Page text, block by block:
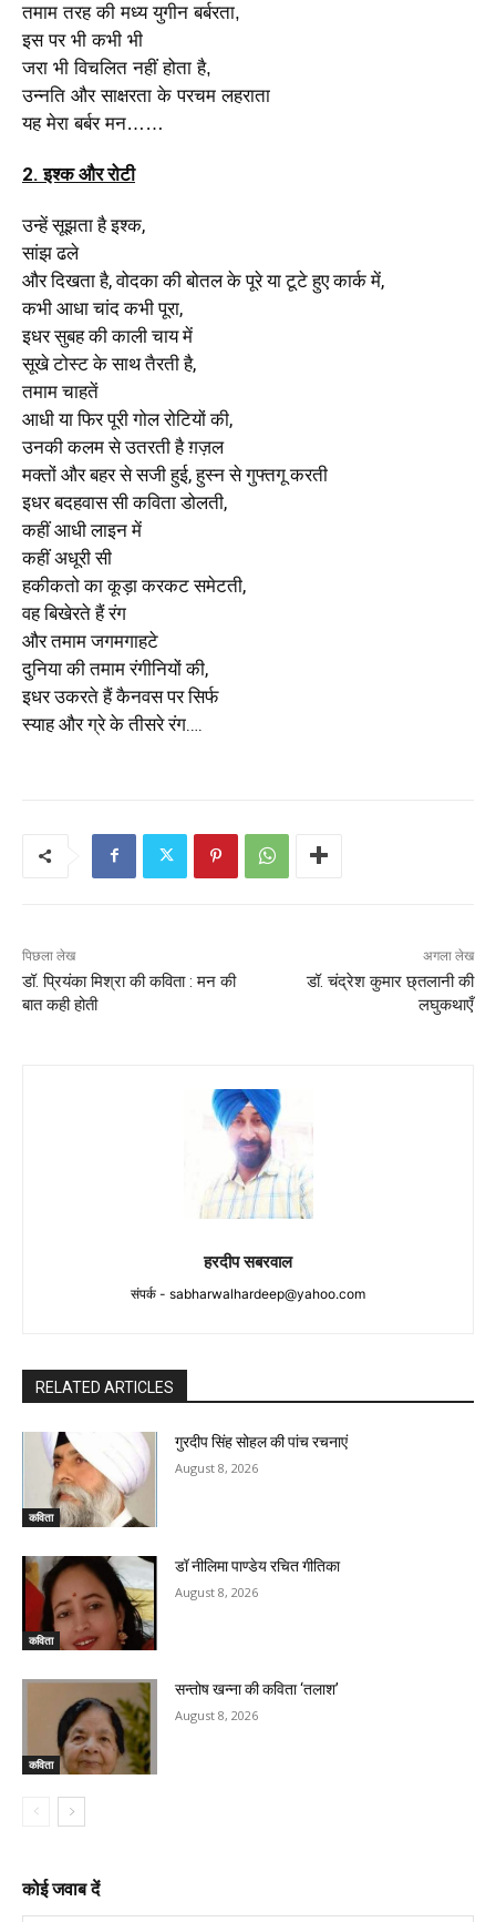
तमाम तरह की मध्य युगीन बर्बरता,
इस पर भी कभी भी
जरा भी विचलित नहीं होता है,
उन्नति और साक्षरता के परचम लहराता
यह मेरा बर्बर मन……
2. इश्क और रोटी
उन्हें सूझता है इश्क,
सांझ ढले
और दिखता है, वोदका की बोतल के पूरे या टूटे हुए कार्क में,
कभी आधा चांद कभी पूरा,
इधर सुबह की काली चाय में
सूखे टोस्ट के साथ तैरती है,
तमाम चाहतें
आधी या फिर पूरी गोल रोटियों की,
उनकी कलम से उतरती है ग़ज़ल
मक्तों और बहर से सजी हुई, हुस्न से गुफ्तगू करती
इधर बदहवास सी कविता डोलती,
कहीं आधी लाइन में
कहीं अधूरी सी
हकीकतो का कूड़ा करकट समेटती,
वह बिखेरते हैं रंग
और तमाम जगमगाहटे
दुनिया की तमाम रंगीनियों की,
इधर उकरते हैं कैनवस पर सिर्फ
स्याह और ग्रे के तीसरे रंग….
पिछला लेख
डॉ. प्रियंका मिश्रा की कविता : मन की
बात कही होती
अगला लेख
डॉ. चंद्रेश कुमार छ्तलानी की
लघुकथाएँ
हरदीप सबरवाल
संपर्क - sabharwalhardeep@yahoo.com
RELATED ARTICLES
कविता
गुरदीप सिंह सोहल की पांच रचनाएं
August 8, 2026
कविता
डॉ नीलिमा पाण्डेय रचित गीतिका
August 8, 2026
कविता
सन्तोष खन्ना की कविता ‘तलाश’
August 8, 2026
कोई जवाब दें